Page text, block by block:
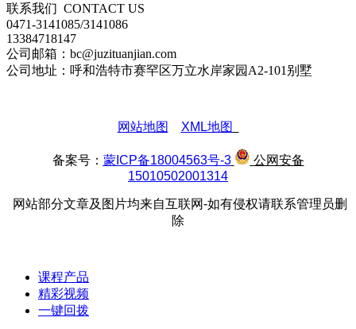
联系我们 CONTACT US
0471-3141085/3141086
13384718147
公司邮箱：bc@juzituanjian.com
公司地址：呼和浩特市赛罕区万立水岸家园A2-101别墅
网站地图 XML地图
备案号： 蒙ICP备18004563号-3
公网安备
15010502001314
网站部分文章及图片均来自互联网-如有侵权请联系管理员删
除
课程产品
精彩视频
一键回拨